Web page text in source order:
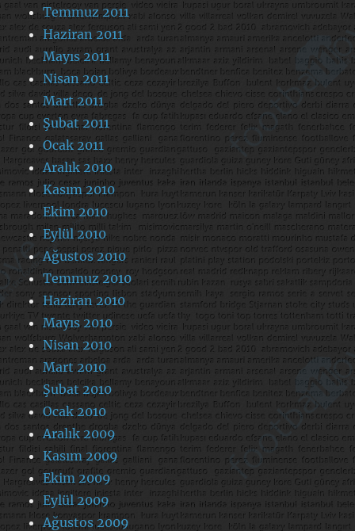
Temmuz 2011
Haziran 2011
Mayıs 2011
Nisan 2011
Mart 2011
Şubat 2011
Ocak 2011
Aralık 2010
Kasım 2010
Ekim 2010
Eylül 2010
Ağustos 2010
Temmuz 2010
Haziran 2010
Mayıs 2010
Nisan 2010
Mart 2010
Şubat 2010
Ocak 2010
Aralık 2009
Kasım 2009
Ekim 2009
Eylül 2009
Ağustos 2009